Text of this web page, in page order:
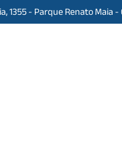
1355 - Parque Renato Maia